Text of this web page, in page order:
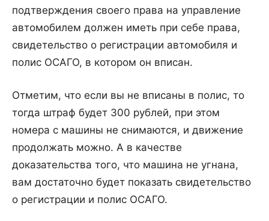
подтверждения своего права на управление
автомобилем должен иметь при себе права,
свидетельство о регистрации автомобиля и
полис ОСАГО, в котором он вписан.
Отметим, что если вы не вписаны в полис, то
тогда штраф будет 300 рублей, при этом
номера с машины не снимаются, и движение
продолжать можно. А в качестве
доказательства того, что машина не угнана,
вам достаточно будет показать свидетельство
о регистрации и полис ОСАГО.